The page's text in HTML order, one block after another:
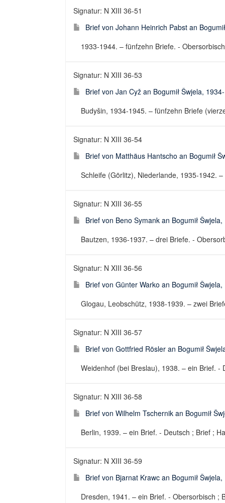
Signatur: N XIII 36-51
Brief von Johann Heinrich Pabst an
1933-1944. – fünfzehn Briefe. -
Signatur: N XIII 36-53
Brief von Jan Cyž an Bogumił Šwjela,
Budyšin, 1934-1945. – fünfzehn Briefe
Signatur: N XIII 36-54
Brief von Matthäus Hantscho an Bogumił
Schleife (Görlitz), Niederlande, 1935-1942.
Signatur: N XIII 36-55
Brief von Beno Symank an Bogumił
Bautzen, 1936-1937. – drei Briefe. -
Signatur: N XIII 36-56
Brief von Günter Warko an Bogumił
Glogau, Leobschütz, 1938-1939. – zwei
Signatur: N XIII 36-57
Brief von Gottfried Rösler an Bogumił
Weidenhof (bei Breslau), 1938. – ein Brief.
Signatur: N XIII 36-58
Brief von Wilhelm Tschernik an Bogumił
Berlin, 1939. – ein Brief. - Deutsch ; Brief ;
Signatur: N XIII 36-59
Brief von Bjarnat Krawc an Bogumił Šwjela,
Dresden, 1941. – ein Brief. - Obersorbisch ;